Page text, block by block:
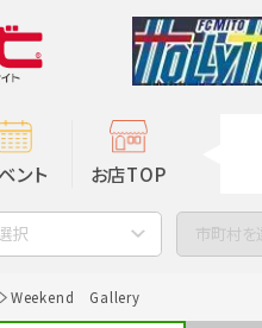
ント お店TOP
択 市町村を
Weekend Gallery